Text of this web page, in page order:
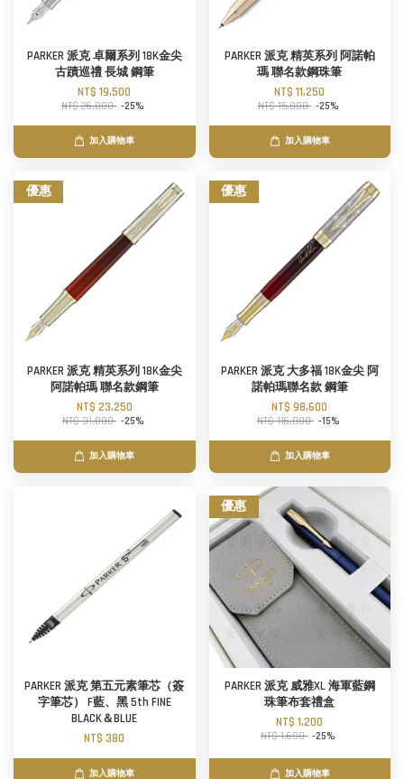
PARKER 派克 卓爾系列 18K金尖
古蹟巡禮 長城 鋼筆
NT$ 19,500
NT$ 26,000 -25%
加入購物車
PARKER 派克 精英系列 阿諾帕
瑪 聯名款鋼珠筆
NT$ 11,250
NT$ 15,000 -25%
加入購物車
優惠
PARKER 派克 精英系列 18K金尖
阿諾帕瑪 聯名款鋼筆
NT$ 23,250
NT$ 31,000 -25%
加入購物車
優惠
PARKER 派克 大多福 18K金尖 阿
諾帕瑪聯名款 鋼筆
NT$ 98,600
NT$ 116,000 -15%
加入購物車
PARKER 派克 第五元素筆芯（簽
字筆芯） F藍、黑 5th FINE
BLACK＆BLUE
NT$ 380
加入購物車
優惠
PARKER 派克 威雅XL 海軍藍鋼
珠筆布套禮盒
NT$ 1,200
NT$ 1,600 -25%
加入購物車